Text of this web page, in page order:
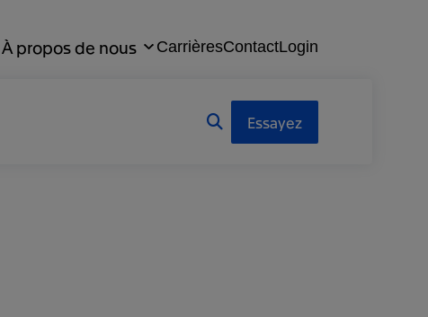
Essayez
À propos de nous CarrièresContactLogin